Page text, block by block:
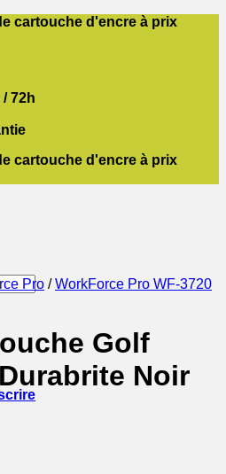
cartouche d'encre à prix
72h
cartouche d'encre à prix
Pro / WorkForce Pro WF-3720
Golf
Noir